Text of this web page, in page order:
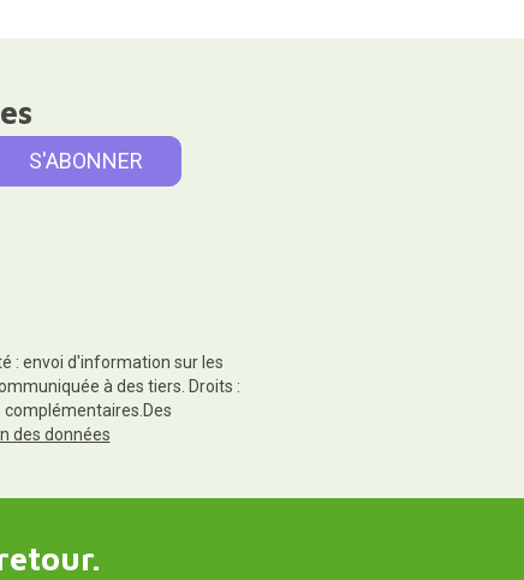
: envoi d'information sur les
à des tiers. Droits :
des données